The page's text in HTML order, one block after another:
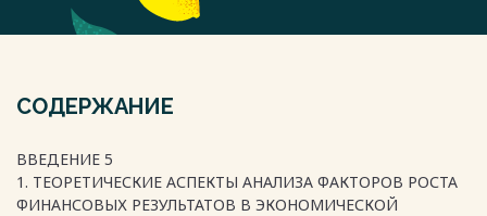
СОДЕРЖАНИЕ
ВВЕДЕНИЕ 5
1. ТЕОРЕТИЧЕСКИЕ АСПЕКТЫ АНАЛИЗА ФАКТОРОВ РОСТА
ФИНАНСОВЫХ РЕЗУЛЬТАТОВ В ЭКОНОМИЧЕСКОЙ